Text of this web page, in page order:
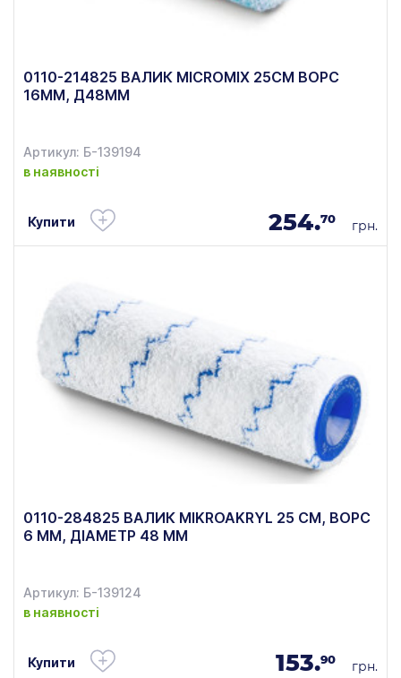
0110-214825 ВАЛИК MICROMIX 25СМ ВОРС
16ММ, Д48ММ
Артикул: Б-139194
в наявності
Купити 254.70 грн.
0110-284825 ВАЛИК MIKROAKRYL 25 СМ, ВОРС
6 ММ, ДІАМЕТР 48 ММ
Артикул: Б-139124
в наявності
Купити 153.90 грн.